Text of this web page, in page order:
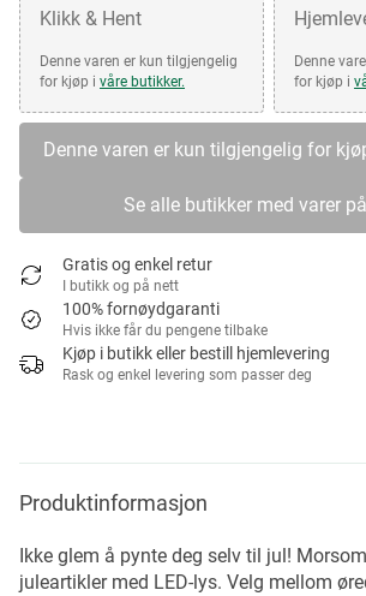
Klikk & Hent
Denne varen er kun tilgjengelig
for kjøp i våre butikker.
Denne
for kjøp i
Denne varen er kun tilgjengelig for
Se alle butikker med varer
Gratis og enkel retur
I butikk og på nett
100% fornøydgaranti
Hvis ikke får du pengene tilbake
Kjøp i butikk eller bestill hjemlevering
Rask og enkel levering som passer deg
Produktinformasjon
Ikke glem å pynte deg selv til jul!
juleartikler med LED-lys. Velg mellom